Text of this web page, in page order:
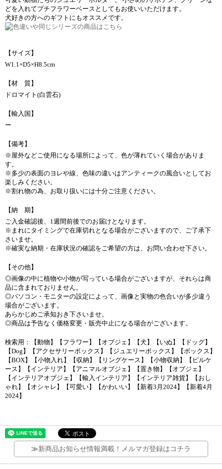
どを入れてプチフラワーベースとしてもお使いいただけます。
犬好きの方へのギフトにもオススメです。
【サイズ】
W1.1×D5×H8.5cm
【材 質】
ドロマイト(白雲石)
【輸入国】
ー
【備考】
※屋外などご使用になる場所によって、色が薄れていく場合がありま
す。
※多少の表面のヨレや線、色味の違いはアンティークの風合いとしてお
楽しみください。
※割れ物の為、お取り扱いには十分ご注意ください。
【納 期】
ご入金確認後、1週間前後でのお届けとなります。
※まれにタイミングで在庫切れとなる場合がございますので、ご了承下
さいませ。
※確実な納期・在庫状況の確認をご希望の方は、お問い合わせ下さい。
【その他】
◎画像の中に植物や小物が写っている場合がございますが、それらは商
品に含まれておりません。
◎パソコン・モニターの設定によって、画像と実物の色合いが多少違う
場合がございます。
あらかじめご承知おき下さいませ。
◎商品は予告なく価格変更・販売中止になる場合がございます。
検索用：【動物】【フラワー】【オブジェ】【犬】【いぬ】【ドッグ】
【Dog】【アクセサリーボックス】【ジュエリーボックス】【ボックス】
【BOX】【小物入れ】【収納】【リングケース】【小物収納】【ピルケ
ース】【インテリア】【アニマルオブジェ】【置き物】【オブジェ】
【インテリアオブジェ】【輸入インテリア】【インテリア雑貨】【おし
ゃれ】【オシャレ】【可愛い】【かわいい】【新着3月2024】【新着4月
2024】
≫新商品お知らせ情報満載！メルマガ登録はコチラ